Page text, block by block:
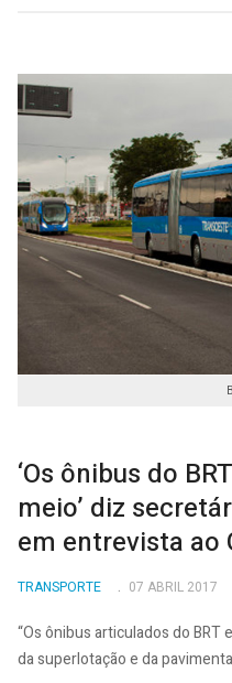
‘Os ônibus do
meio’ diz
em entrevista ao
TRANSPORTE 07 ABRIL 2017
“Os ônibus articulados do
da superlotação e da